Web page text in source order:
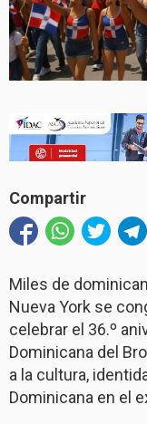
Compartir
Miles de
Nueva York se
celebrar el 36.º
Dominicana del
a la cultura,
Dominicana en el